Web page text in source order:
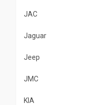
JAC
Jaguar
Jeep
JMC
KIA